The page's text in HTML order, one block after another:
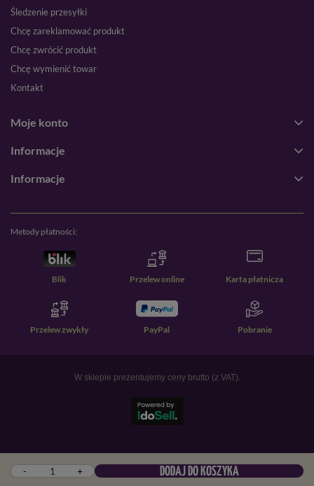
- + DODAJ DO KOSZYKA
Śledzenie przesyłki
Chcę zareklamować produkt
Chcę zwrócić produkt
Chcę wymienić towar
Kontakt
Moje konto
Informacje
Informacje
Metody płatności:
Blik Przelew online Karta płatnicza
Przelew zwykły PayPal Pobranie
W sklepie prezentujemy ceny brutto (z VAT).